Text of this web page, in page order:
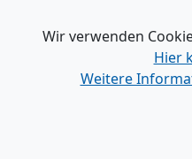
Wir verwenden
Hier
Weitere